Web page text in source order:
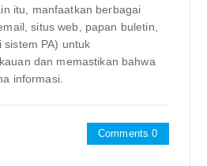
itu, manfaatkan berbagai
situs web, papan buletin,
sistem PA) untuk
dan memastikan bahwa
informasi.
Comments 0